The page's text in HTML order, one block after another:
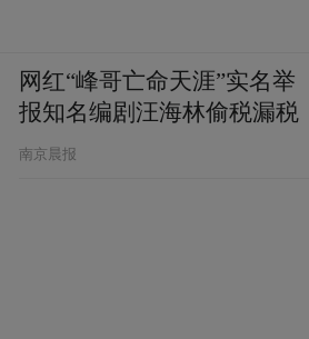
网红“峰哥亡命天涯”实名举
报知名编剧汪海林偷税漏税
南京晨报